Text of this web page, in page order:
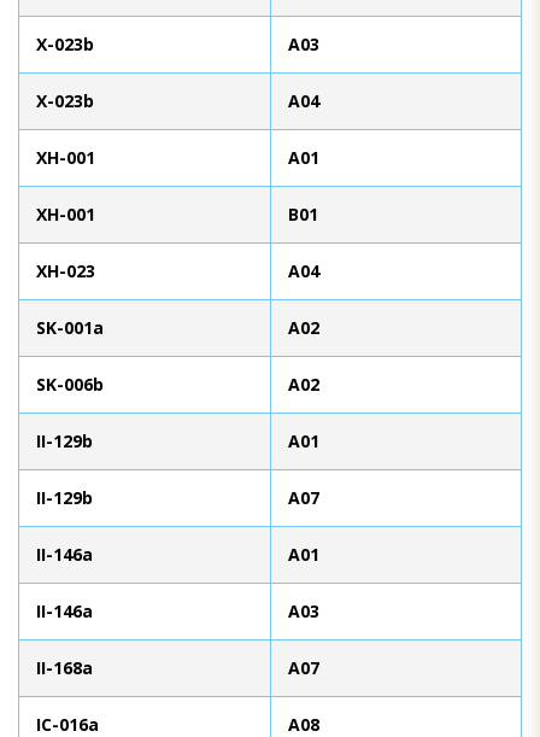
X-023b A03
X-023b A04
XH-001 A01
XH-001 B01
XH-023 A04
SK-001a A02
SK-006b A02
II-129b A01
II-129b A07
II-146a A01
II-146a A03
II-168a A07
IC-016a A08